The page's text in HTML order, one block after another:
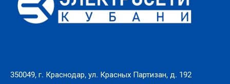
350049, г. Краснодар, ул. Красных Партизан, д. 192